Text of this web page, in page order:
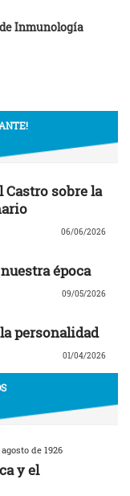
Inmunología
sobre la
06/06/2026
época
09/05/2026
personalidad
01/04/2026
de 1926
y el